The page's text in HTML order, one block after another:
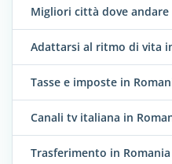
Migliori città dove
Adattarsi al ritmo di vita
Tasse e imposte in
Canali tv italiana in
Trasferimento in Romania